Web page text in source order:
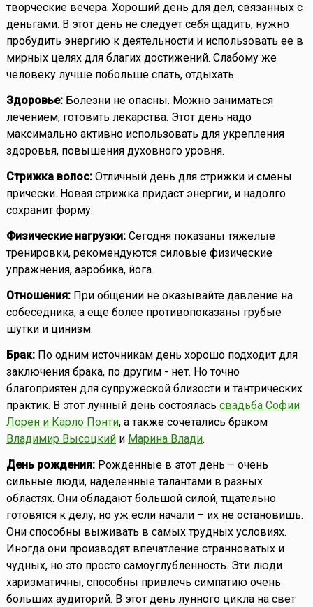
творческие вечера. Хороший день для дел, связанных с
деньгами. В этот день не следует себя щадить, нужно
пробудить энергию к деятельности и использовать ее в
мирных целях для благих достижений. Слабому же
человеку лучше побольше спать, отдыхать.
Здоровье:Болезни не опасны. Можно заниматься
лечением, готовить лекарства. Этот день надо
максимально активно использовать для укрепления
здоровья, повышения духовного уровня.
Стрижка волос:Отличный день для стрижки и смены
прически. Новая стрижка придаст энергии, и надолго
сохранит форму.
Физические нагрузки:Сегодня показаны тяжелые
тренировки, рекомендуются силовые физические
упражнения, аэробика, йога.
Отношения:При общении не оказывайте давление на
собеседника, а еще более противопоказаны грубые
шутки и цинизм.
Брак:По одним источникам день хорошо подходит для
заключения брака, по другим - нет. Но точно
благоприятен для супружеской близости и тантрических
практик. В этот лунный день состоялась свадьба Софии
Лорен и Карло Понти, а также сочетались браком
Владимир Высоцкийи Марина Влади.
День рождения:Рожденные в этот день – очень
сильные люди, наделенные талантами в разных
областях. Они обладают большой силой, тщательно
готовятся к делу, но уж если начали – их не остановишь.
Они способны выживать в самых трудных условиях.
Иногда они производят впечатление странноватых и
чудных, но это просто самоуглубленность. Эти люди
харизматичны, способны привлечь симпатию очень
больших аудиторий. В этот день лунного цикла на свет